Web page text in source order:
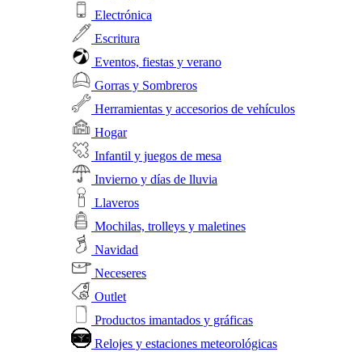
Electrónica
Escritura
Eventos, fiestas y verano
Gorras y Sombreros
Herramientas y accesorios de vehículos
Hogar
Infantil y juegos de mesa
Invierno y días de lluvia
Llaveros
Mochilas, trolleys y maletines
Navidad
Neceseres
Outlet
Productos imantados y gráficas
Relojes y estaciones meteorológicas